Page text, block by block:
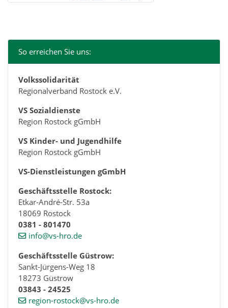
So erreichen Sie uns:
Volkssolidarität
Regionalverband Rostock e.V.
VS Sozialdienste
Region Rostock gGmbH
VS Kinder- und Jugendhilfe
Region Rostock gGmbH
VS-Dienstleistungen gGmbH
Geschäftsstelle Rostock:
Etkar-André-Str. 53a
18069 Rostock
0381 - 801470
info@vs-hro.de
Geschäftsstelle Güstrow:
Sankt-Jürgens-Weg 18
18273 Güstrow
03843 - 24525
region-rostock@vs-hro.de